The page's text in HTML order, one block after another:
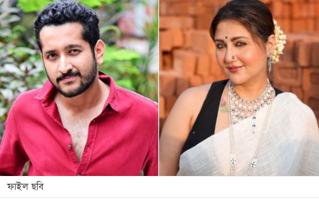
অর্থনীতি
আন্তর্জাতিক
সারাদেশ
খেলা
বিনোদন
লাইফ
স্টাইল
শিক্ষা
ফাইল ছবি